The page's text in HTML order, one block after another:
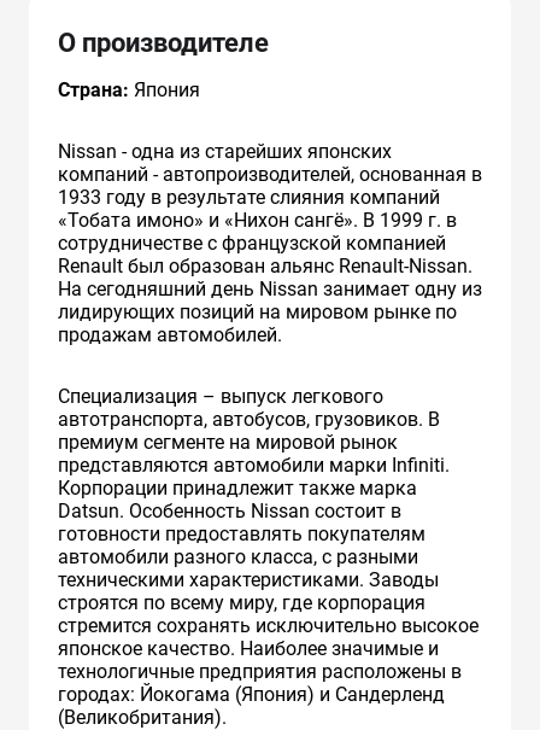
О производителе
Страна: Япония
Nissan - одна из старейших японских
компаний - автопроизводителей, основанная в
1933 году в результате слияния компаний
«Тобата имоно» и «Нихон сангё». В 1999 г. в
сотрудничестве с французcкой компанией
Renault был образован альянс Renault-Nissan.
На сегодняшний день Nissan занимает одну из
лидирующих позиций на мировом рынке по
продажам автомобилей.
Специализация – выпуск легкового
автотранспорта, автобусов, грузовиков. В
премиум сегменте на мировой рынок
представляются автомобили марки Infiniti.
Корпорации принадлежит также марка
Datsun. Особенность Nissan состоит в
готовности предоставлять покупателям
автомобили разного класса, с разными
техническими характеристиками. Заводы
строятся по всему миру, где корпорация
стремится сохранять исключительно высокое
японское качество. Наиболее значимые и
технологичные предприятия расположены в
городах: Йокогама (Япония) и Сандерленд
(Великобритания).